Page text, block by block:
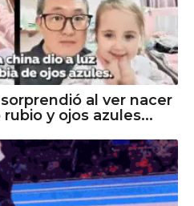
al ver nacer
y ojos azules...